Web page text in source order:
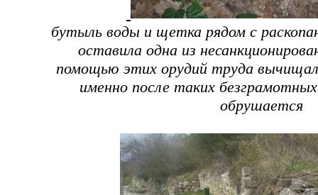
бутыль воды и щетка рядом с
оставила одна из
помощью этих орудий труда
именно после таких
обрушается